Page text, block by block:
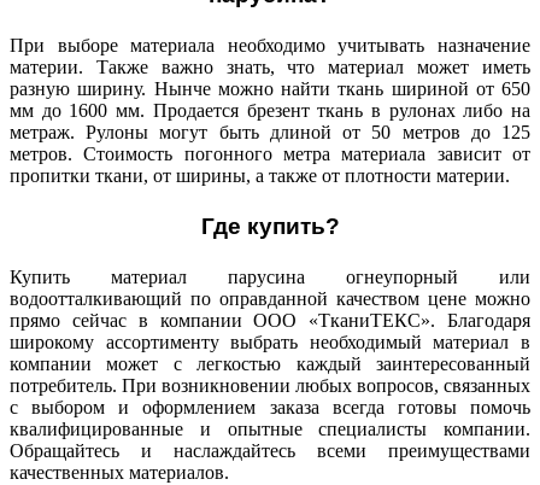
При выборе материала необходимо учитывать назначение
материи. Также важно знать, что материал может иметь
разную ширину. Нынче можно найти ткань шириной от 650
мм до 1600 мм. Продается брезент ткань в рулонах либо на
метраж. Рулоны могут быть длиной от 50 метров до 125
метров. Стоимость погонного метра материала зависит от
пропитки ткани, от ширины, а также от плотности материи.
Где купить?
Купить материал парусина огнеупорный или
водоотталкивающий по оправданной качеством цене можно
прямо сейчас в компании ООО «ТканиТЕКС». Благодаря
широкому ассортименту выбрать необходимый материал в
компании может с легкостью каждый заинтересованный
потребитель. При возникновении любых вопросов, связанных
с выбором и оформлением заказа всегда готовы помочь
квалифицированные и опытные специалисты компании.
Обращайтесь и наслаждайтесь всеми преимуществами
качественных материалов.